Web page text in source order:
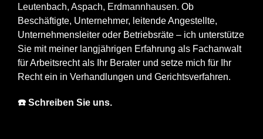
Leutenbach, Aspach, Erdmannhausen. Ob
Beschäftigte, Unternehmer, leitende Angestellte,
Unternehmensleiter oder Betriebsräte – ich unterstütze
Sie mit meiner langjährigen Erfahrung als Fachanwalt
für Arbeitsrecht als Ihr Berater und setze mich für Ihr
Recht ein in Verhandlungen und Gerichtsverfahren.
☎️ Schreiben Sie uns.